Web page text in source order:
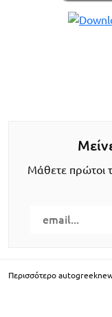
Μάθετε πρώτοι
Περισσότερο